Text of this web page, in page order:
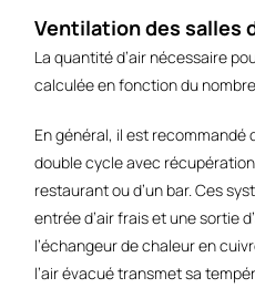
Ventilation des salles
La quantité d’air nécessaire
calculée en fonction du
En général, il est recommandé
double cycle avec
restaurant ou d’un bar. Ces
entrée d’air frais et une sortie
l’échangeur de chaleur en
l’air évacué transmet sa